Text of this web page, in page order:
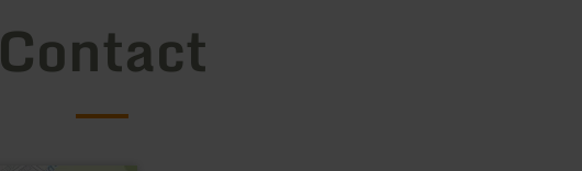
Contact